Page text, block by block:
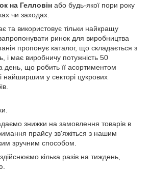
на Гелловін або будь-якої пори року
чи заходах.
та використовує тільки найкращу
ринок для виробництва
пропонує каталог, що складається з
і має виробничу потужність 50
день, що робить її асортиментом
найширшим у секторі цукрових
знижки на замовлення товарів в
прайсу зв'яжіться з нашим
зручним способом.
кілька разів на тиждень,